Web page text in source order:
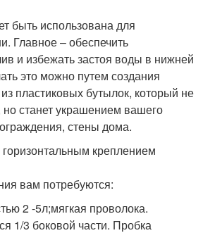
быть использована для
Главное – обеспечить
и избежать застоя воды в нижней
это можно путем создания
пластиковых бутылок, который не
но станет украшением вашего
стены дома.
креплением
вам потребуются:
2 -5л;мягкая проволока.
1/3 боковой части. Пробка